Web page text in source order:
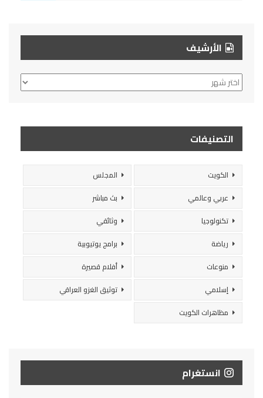
الأرشيف
الأرشيف
التصنيفات
الكويت
المجلس
عربي وعالمي
بث مباشر
تكنولوجيا
وثائقي
رياضة
برامج يوتيوبية
منوعات
أفلام قصيرة
إسلامي
توثيق الغزو العراقي
مظاهرات الكويت
انستغرام